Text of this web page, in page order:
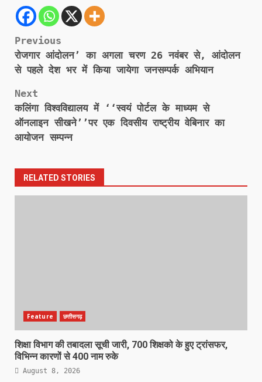
Post
navigation
Previous
रोजगार आंदोलन’ का अगला चरण 26 नवंबर से, आंदोलन
से पहले देश भर में किया जायेगा जनसम्पर्क अभियान
Next
कलिंगा विश्वविद्यालय में ‘‘स्वयं पोर्टल के माध्यम से
ऑनलाइन सीखने’’पर एक दिवसीय राष्ट्रीय वेबिनार का
आयोजन सम्पन्न
RELATED STORIES
Feature छत्तीसगढ़
शिक्षा विभाग की तबादला सूची जारी, 700 शिक्षको के हुए ट्रांसफर,
विभिन्न कारणों से 400 नाम रुके
August 8, 2026